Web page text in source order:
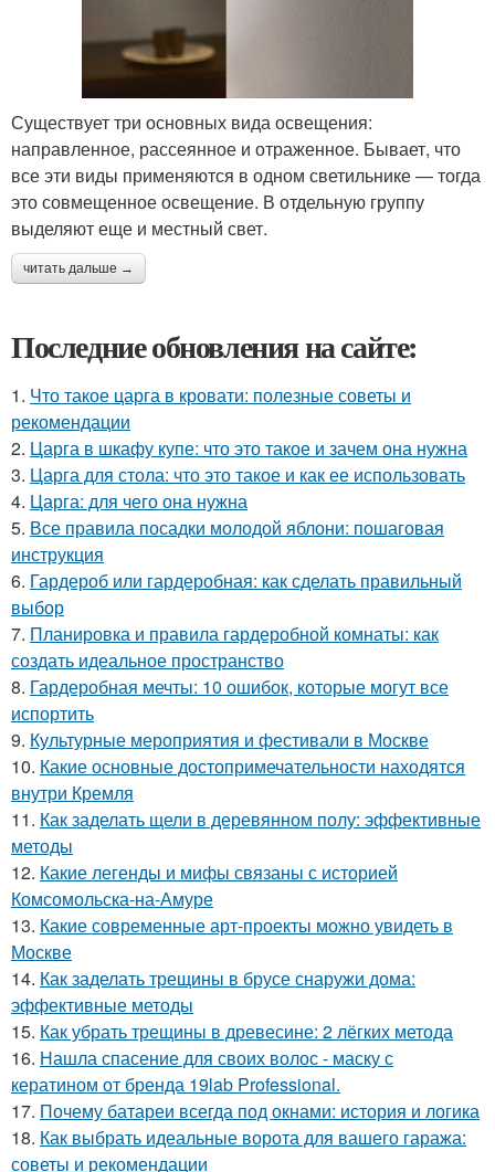
Существует три основных вида освещения:
направленное, рассеянное и отраженное. Бывает, что
все эти виды применяются в одном светильнике — тогда
это совмещенное освещение. В отдельную группу
выделяют еще и местный свет.
читать дальше →
Последние обновления на сайте:
1. Что такое царга в кровати: полезные советы и
рекомендации
2. Царга в шкафу купе: что это такое и зачем она нужна
3. Царга для стола: что это такое и как ее использовать
4. Царга: для чего она нужна
5. Все правила посадки молодой яблони: пошаговая
инструкция
6. Гардероб или гардеробная: как сделать правильный
выбор
7. Планировка и правила гардеробной комнаты: как
создать идеальное пространство
8. Гардеробная мечты: 10 ошибок, которые могут все
испортить
9. Культурные мероприятия и фестивали в Москве
10. Какие основные достопримечательности находятся
внутри Кремля
11. Как заделать щели в деревянном полу: эффективные
методы
12. Какие легенды и мифы связаны с историей
Комсомольска-на-Амуре
13. Какие современные арт-проекты можно увидеть в
Москве
14. Как заделать трещины в брусе снаружи дома:
эффективные методы
15. Как убрать трещины в древесине: 2 лёгких метода
16. Нашла спасение для своих волос - маску с
кератином от бренда 19lab Professional.
17. Почему батареи всегда под окнами: история и логика
18. Как выбрать идеальные ворота для вашего гаража:
советы и рекомендации